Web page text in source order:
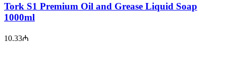
Tork S1 Premium Oil and Grease Liquid Soap
1000ml
10.33₼